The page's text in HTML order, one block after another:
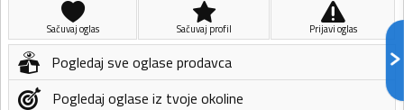
Sačuvaj oglas Sačuvaj profil Prijavi oglas
Pogledaj sve oglase prodavca
Pogledaj oglase iz tvoje okoline